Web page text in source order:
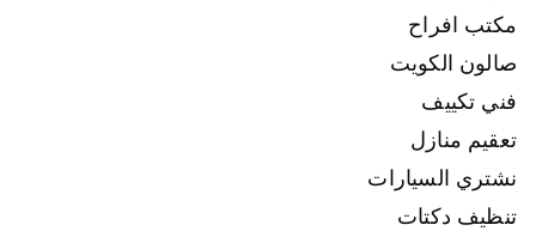
مكتب افراح
صالون الكويت
فني تكييف
تعقيم منازل
نشتري السيارات
تنظيف دكتات